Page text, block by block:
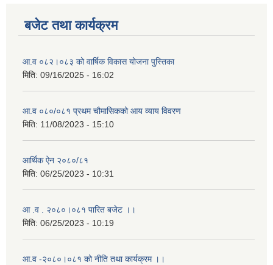
बजेट तथा कार्यक्रम
आ.व ०८२।०८३ को वार्षिक विकास योजना पुस्तिका
मिति: 09/16/2025 - 16:02
आ.व ०८०/०८१ प्रथम चौमासिकको आय व्याय विवरण
मिति: 11/08/2023 - 15:10
आर्थिक ऐन २०८०/८१
मिति: 06/25/2023 - 10:31
आ .व . २०८०।०८१ पारित बजेट ।।
मिति: 06/25/2023 - 10:19
आ.व -२०८०।०८१ को नीति तथा कार्यक्रम ।।